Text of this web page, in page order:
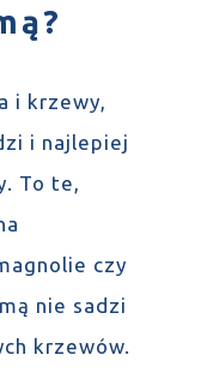
i krzewy,
i najlepiej
To te,
czy
nie sadzi
krzewów.